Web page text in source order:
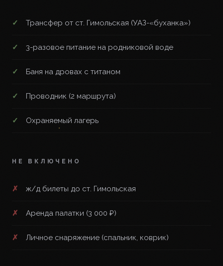
Трансфер от ст. Гимольская (УАЗ-«буханка»)
3-разовое питание на родниковой воде
Баня на дровах с титаном
Проводник (2 маршрута)
Охраняемый лагерь
НЕ ВКЛЮЧЕНО
ж/д билеты до ст. Гимольская
Аренда палатки (3 000 ₽)
Личное снаряжение (спальник, коврик)